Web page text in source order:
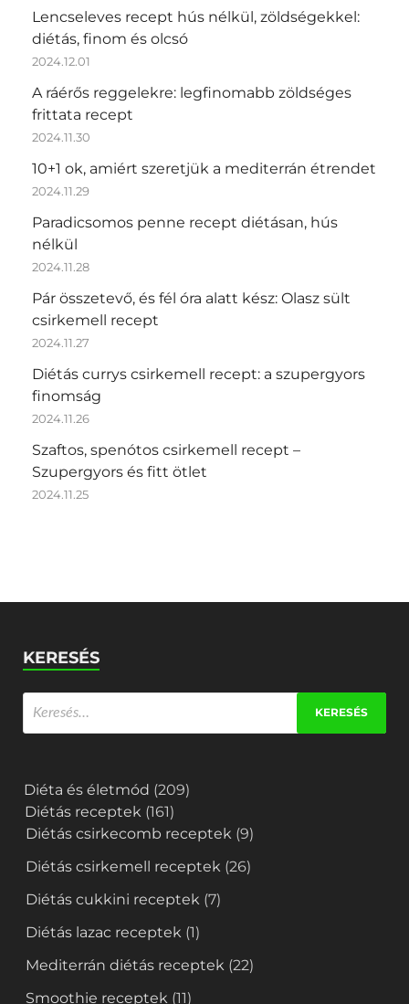
Lencseleves recept hús nélkül, zöldségekkel:
diétás, finom és olcsó
2024.12.01
A ráérős reggelekre: legfinomabb zöldséges
frittata recept
2024.11.30
10+1 ok, amiért szeretjük a mediterrán étrendet
2024.11.29
Paradicsomos penne recept diétásan, hús
nélkül
2024.11.28
Pár összetevő, és fél óra alatt kész: Olasz sült
csirkemell recept
2024.11.27
Diétás currys csirkemell recept: a szupergyors
finomság
2024.11.26
Szaftos, spenótos csirkemell recept –
Szupergyors és fitt ötlet
2024.11.25
KERESÉS
Diéta és életmód (209)
Diétás receptek (161)
Diétás csirkecomb receptek (9)
Diétás csirkemell receptek (26)
Diétás cukkini receptek (7)
Diétás lazac receptek (1)
Mediterrán diétás receptek (22)
Smoothie receptek (11)